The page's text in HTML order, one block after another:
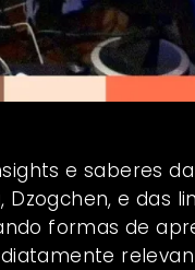
e saberes
e das
formas de